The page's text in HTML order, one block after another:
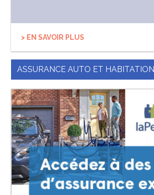
> EN SAVOIR PLUS
ASSURANCE AUTO ET HABITATION